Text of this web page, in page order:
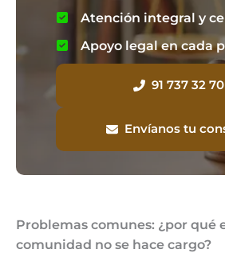
Atención integral y
Apoyo legal en cada
91 737 32 70
Envíanos tu
Problemas comunes: ¿por qué
comunidad no se hace cargo?